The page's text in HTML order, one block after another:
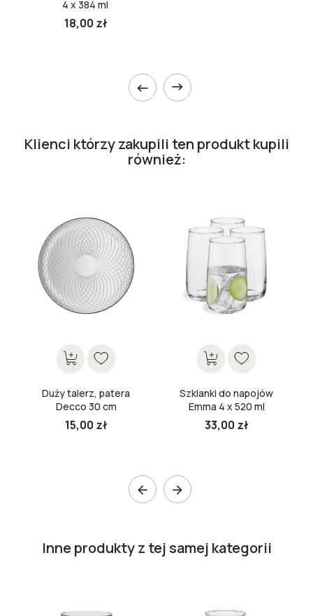
4 x 384 ml
18,00 zł
 
Klienci którzy zakupili ten produkt kupili
również:
Duży talerz, patera
Decco 30 cm
15,00 zł
Szklanki do napojów
Emma 4 x 520 ml
33,00 zł
 
Inne produkty z tej samej kategorii